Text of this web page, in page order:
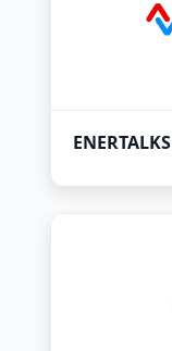
ENERTALKS